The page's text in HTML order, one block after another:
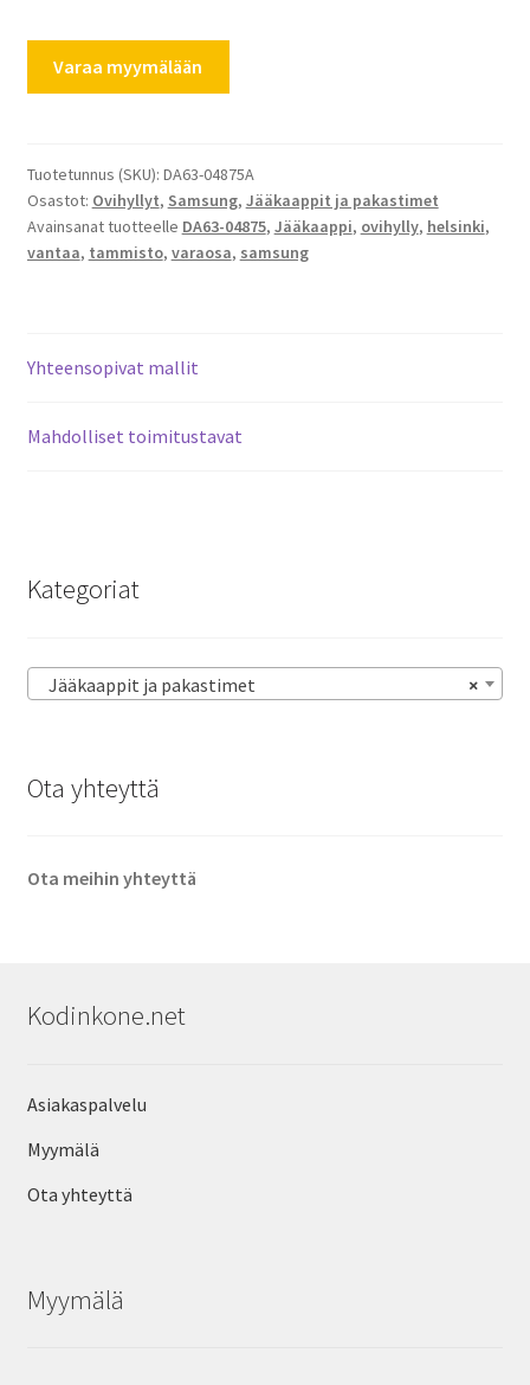
purkkihylly
80mm
korkea
määrä
Varaa myymälään
Tuotetunnus (SKU): DA63-04875A
Osastot: Ovihyllyt, Samsung, Jääkaappit ja pakastimet
Avainsanat tuotteelle DA63-04875, Jääkaappi, ovihylly, helsinki,
vantaa, tammisto, varaosa, samsung
Yhteensopivat mallit
Mahdolliset toimitustavat
Kategoriat
×
Jääkaappit ja pakastimet
Ota yhteyttä
Ota meihin yhteyttä
Kodinkone.net
Asiakaspalvelu
Myymälä
Ota yhteyttä
Myymälä